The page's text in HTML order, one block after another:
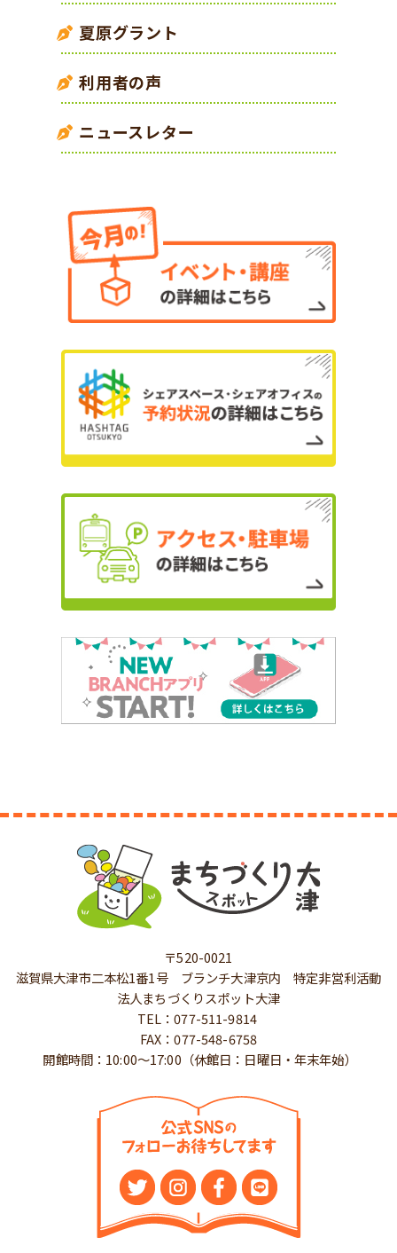
夏原グラント
利用者の声
ニュースレター
〒520-0021
滋賀県大津市二本松1番1号 ブランチ大津京内 特定非営利活動
法人まちづくりスポット大津
TEL：077-511-9814
FAX：077-548-6758
開館時間：10:00～17:00（休館日：日曜日・年末年始）